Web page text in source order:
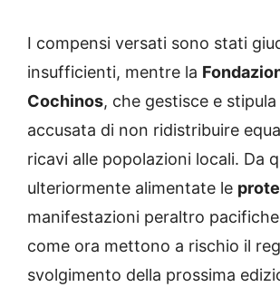
I compensi versati sono stati
insufficienti, mentre la
Cochinos, che gestisce e
accusata di non ridistribuire
ricavi alle popolazioni locali. Da
ulteriormente alimentate le
manifestazioni peraltro
come ora mettono a rischio il
svolgimento della prossima